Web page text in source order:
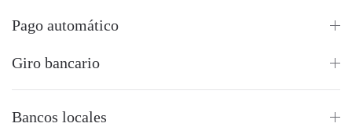
Pago automático
Giro bancario
Bancos locales